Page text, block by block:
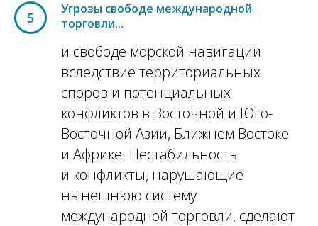
5
Угрозы свободе международной
торговли...
и свободе морской навигации
вследствие территориальных
споров и потенциальных
конфликтов в Восточной и Юго-
Восточной Азии, Ближнем Востоке
и Африке. Нестабильность
и конфликты, нарушающие
нынешнюю систему
международной торговли, сделают